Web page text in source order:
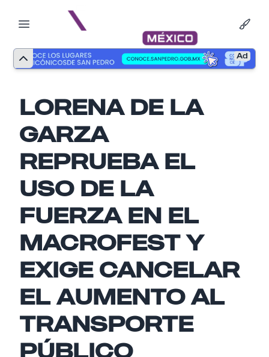
Ad
LORENA DE LA
GARZA
REPRUEBA EL
USO DE LA
FUERZA EN EL
MACROFEST Y
EXIGE CANCELAR
EL AUMENTO AL
TRANSPORTE
PÚBLICO